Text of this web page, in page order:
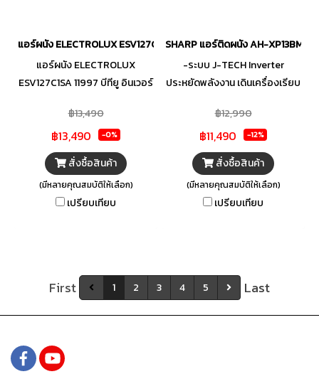
แอร์ผนัง ELECTROLUX ESV127C1SA 11997 บีทียู อินเวอร์เตอร์
แอร์ผนัง ELECTROLUX
ESV127C1SA 11997 บีทียู อินเวอร์
สบาย ด้วยแอร์ผนังจาก
ELECTROLUX ประหยัดพลังงาน
ด้วยระบบอินเวอร์เตอร์ และ
ทำงานเงียบ ตอบโจทย์การดักจับ
สิ่งสกปรกอย่างมีประสิทธิภาพ
ด้วย PureProtect 4-Step ระบบ
อากาศได้ถึง 97% มีฟังก์ชัน
AquaWash ล้างทำความสะอาด
เครื่องอัตโนมัติ ช่วยขจัดสิ่ง
พลัง ลดความจำเป็นในการเรียก
ช่างทำความสะอาด มีเซนเซอร์
฿13,490
฿13,490 -0%
สั่งซื้อสินค้า
(มีหลายคุณสมบัติให้เลือก)
เปรียบเทียบ
SHARP แอร์ติดผนัง AH-XP13BMB
-ระบบ J-TECH Inverter
ประหยัดพลังงาน เดินเครื่องเรียบ
อย่างแม่นยำ -ระบบพลาสม่า
คลัสเตอร์ กำจัดแบคทีเรีย เชื้อ
ไวรัส เชื้อรา และสิ่งปนเปื้อนใน
อากาศได้อย่างมีประสิทธิภาพ
มอบความเย็นสบายและอากาศที่
สดชื่นบริสุทธิ์ -Eco Mode
มาก
฿12,990
฿11,490 -12%
สั่งซื้อสินค้า
(มีหลายคุณสมบัติให้เลือก)
เปรียบเทียบ
First 1 2 3 4 5 Last